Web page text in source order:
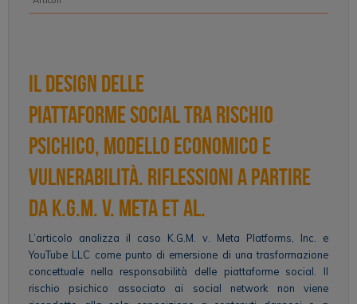
Il design delle
piattaforme social tra rischio
psichico, modello economico e
vulnerabilità. Riflessioni a partire
da K.G.M. v. Meta et al.
L’articolo analizza il caso K.G.M. v. Meta Platforms, Inc. e
YouTube LLC come punto di emersione di una trasformazione
concettuale nella responsabilità delle piattaforme social. Il
rischio psichico associato ai social network non viene